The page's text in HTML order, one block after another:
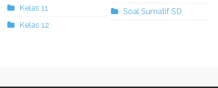
Kelas 11
Kelas 12
Soal Sumatif SD